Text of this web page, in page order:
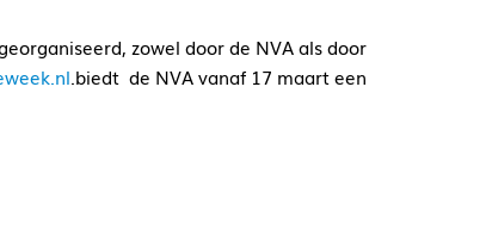
zowel door de NVA als door
.biedt de NVA vanaf 17 maart een